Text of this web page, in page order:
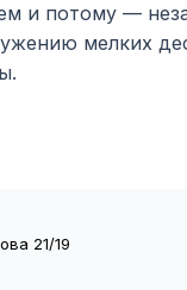
и потому —
мелких
21/19